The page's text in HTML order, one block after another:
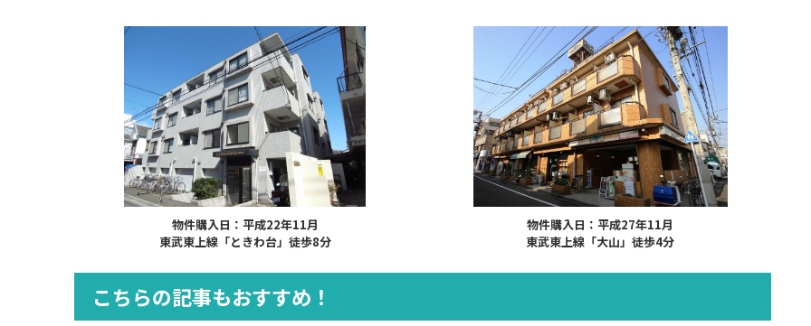
物件購入日：平成22年11月
東武東上線「ときわ台」徒歩8分
物件購入日：平成27年11月
東武東上線「大山」徒歩4分
こちらの記事もおすすめ！